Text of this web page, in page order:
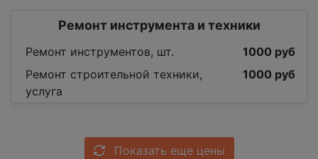
Ремонт инструмента и техники
Ремонт инструментов, шт.
1000 руб
Ремонт строительной техники,
услуга
1000 руб
Показать еще цены